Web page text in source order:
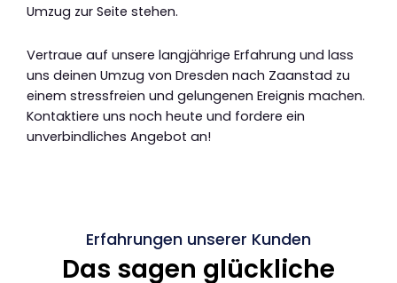
Umzug zur Seite stehen.
Vertraue auf unsere langjährige Erfahrung und lass
uns deinen Umzug von Dresden nach Zaanstad zu
einem stressfreien und gelungenen Ereignis machen.
Kontaktiere uns noch heute und fordere ein
unverbindliches Angebot an!
Erfahrungen unserer Kunden
Das sagen glückliche